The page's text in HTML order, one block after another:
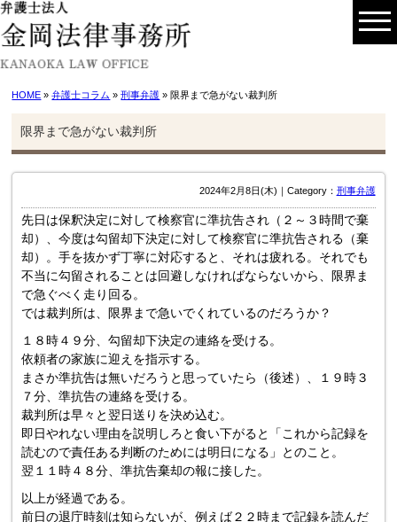
HOME »弁護士コラム »刑事弁護 » 限界まで急がない裁判所
限界まで急がない裁判所
2024年2月8日(木)｜Category： 刑事弁護
先日は保釈決定に対して検察官に準抗告され（２～３時間で棄
却）、今度は勾留却下決定に対して検察官に準抗告される（棄
却）。手を抜かず丁寧に対応すると、それは疲れる。それでも
不当に勾留されることは回避しなければならないから、限界ま
で急ぐべく走り回る。
では裁判所は、限界まで急いでくれているのだろうか？
１８時４９分、勾留却下決定の連絡を受ける。
依頼者の家族に迎えを指示する。
まさか準抗告は無いだろうと思っていたら（後述）、１９時３
７分、準抗告の連絡を受ける。
裁判所は早々と翌日送りを決め込む。
即日やれない理由を説明しろと食い下がると「これから記録を
読むので責任ある判断のためには明日になる」とのこと。
翌１１時４８分、準抗告棄却の報に接した。
以上が経過である。
前日の退庁時刻は知らないが、例えば２２時まで記録を読んだ